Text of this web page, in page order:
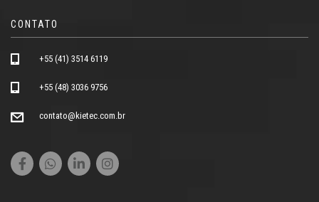
CONTATO
+55 (41) 3514 6119
+55 (48) 3036 9756
contato@kietec.com.br